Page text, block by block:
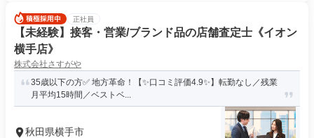
正社員
【未経験】接客・営業/ブランド品の店舗査定士《イオン
横手店》
株式会社さすがや
35歳以下の方✅ 地方革命！【✨口コミ評価4.9✨】転勤なし／残業
月平均15時間／ベストベ...
秋田県横手市